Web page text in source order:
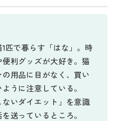
匹で暮らす「はな」。時
利グッズが大好き。猫
用品に目がなく、買い
うに注意している。
ないダイエット」を意識
送っているところ。